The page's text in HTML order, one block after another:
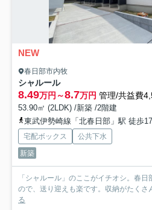
NEW
春日部市内牧
シャルール
8.49万円～8.7万円 管理/共益費
53.90㎡ (2LDK) /新築 /2階建
東武伊勢崎線「北春日部」駅 徒歩
宅配ボックス
公共下水
新築
「シャルール」のここがイチオシ。春
ので、送り迎えも楽です。収納がたくさ
る